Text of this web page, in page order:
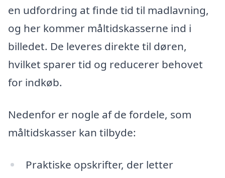
en udfordring at finde tid til madlavning,
og her kommer måltidskasserne ind i
billedet. De leveres direkte til døren,
hvilket sparer tid og reducerer behovet
for indkøb.
Nedenfor er nogle af de fordele, som
måltidskasser kan tilbyde:
Praktiske opskrifter, der letter